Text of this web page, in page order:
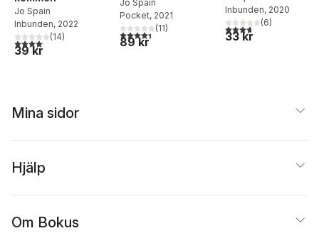
Jo Spain
Inbunden, 2022
4,1utav 5 stjärnor. Totalt antal röster:
(14)
39 kr
Jo Spain
Pocket, 2021
4,4utav 5 stjärnor. Totalt antal röster:
(11)
89 kr
Inbunden, 2020
3,7utav 5 stjärnor.
(6)
33 kr
Mina sidor
Hjälp
Om Bokus